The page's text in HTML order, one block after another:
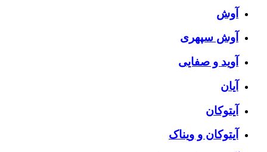
آوش
آوش سپهری
آوید و صفایی
آیان
آیتوکان
آیتوکان و ویناک